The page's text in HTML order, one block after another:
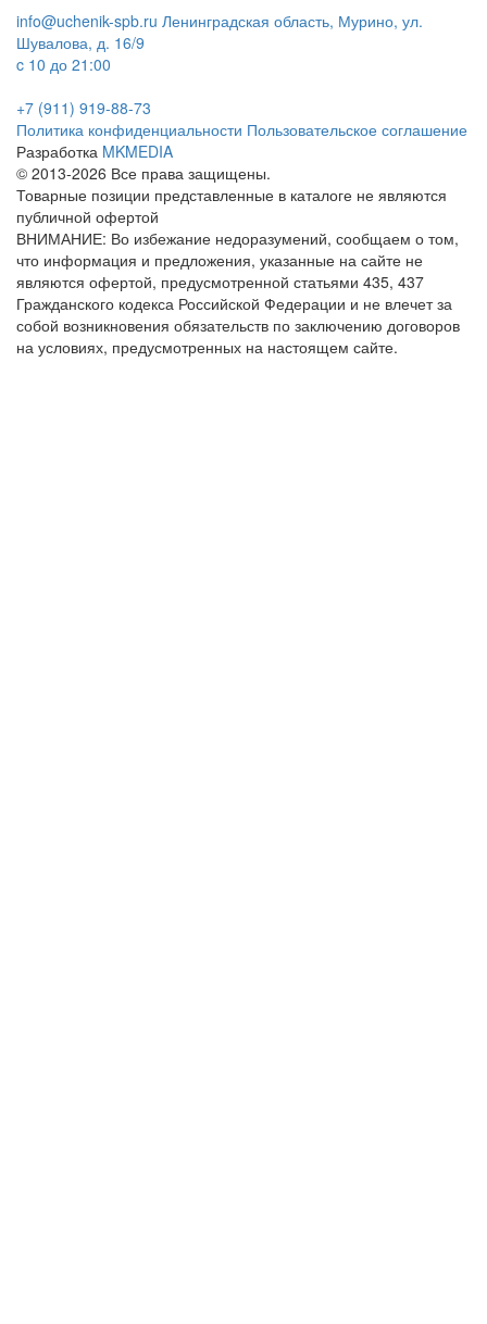
info@uchenik-spb.ru Ленинградская область, Мурино, ул.
Шувалова, д. 16/9
c 10 до 21:00
+7 (911) 919-88-73
Политика конфиденциальности Пользовательское соглашение
Разработка MKMEDIA
© 2013-2026 Все права защищены.
Товарные позиции представленные в каталоге не являются
публичной офертой
ВНИМАНИЕ: Во избежание недоразумений, сообщаем о том,
что информация и предложения, указанные на сайте не
являются офертой, предусмотренной статьями 435, 437
Гражданского кодекса Российской Федерации и не влечет за
собой возникновения обязательств по заключению договоров
на условиях, предусмотренных на настоящем сайте.